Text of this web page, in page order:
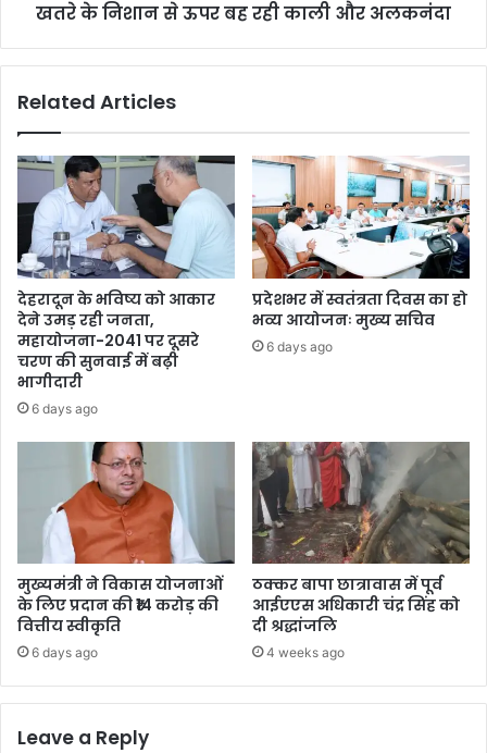
खतरे के निशान से ऊपर बह रही काली और अलकनंदा
Related Articles
देहरादून के भविष्य को आकार
देने उमड़ रही जनता,
महायोजना-2041 पर दूसरे
चरण की सुनवाई में बढ़ी
भागीदारी
6 days ago
प्रदेशभर में स्वतंत्रता दिवस का हो
भव्य आयोजनः मुख्य सचिव
6 days ago
मुख्यमंत्री ने विकास योजनाओं
के लिए प्रदान की ₹14 करोड़ की
वित्तीय स्वीकृति
6 days ago
ठक्कर बापा छात्रावास में पूर्व
आईएएस अधिकारी चंद्र सिंह को
दी श्रद्धांजलि
4 weeks ago
Leave a Reply